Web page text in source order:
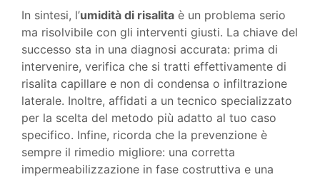
In sintesi, l’umidità di risalita è un problema serio
ma risolvibile con gli interventi giusti. La chiave del
successo sta in una diagnosi accurata: prima di
intervenire, verifica che si tratti effettivamente di
risalita capillare e non di condensa o infiltrazione
laterale. Inoltre, affidati a un tecnico specializzato
per la scelta del metodo più adatto al tuo caso
specifico. Infine, ricorda che la prevenzione è
sempre il rimedio migliore: una corretta
impermeabilizzazione in fase costruttiva e una